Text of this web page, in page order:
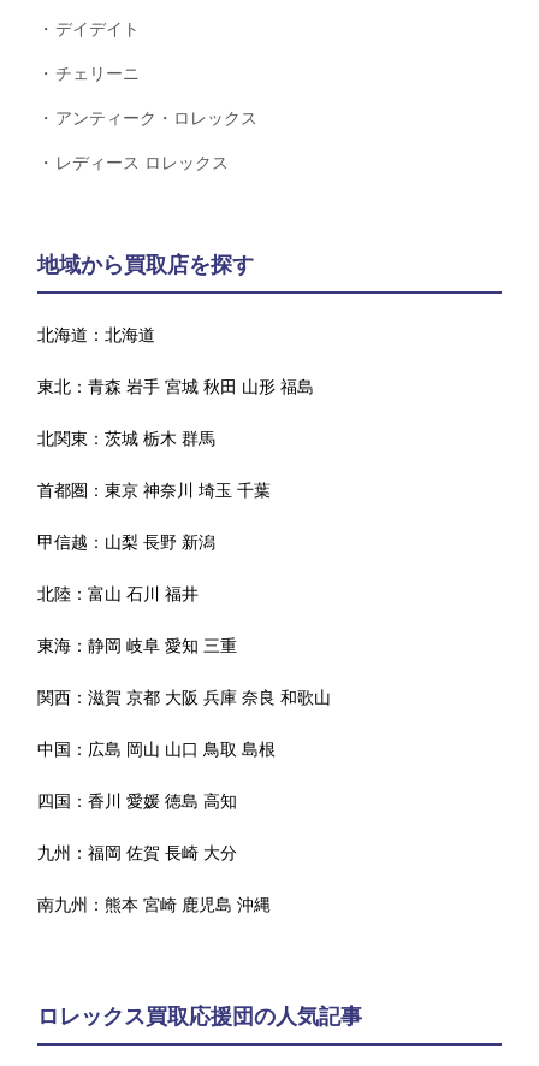
デイデイト
チェリーニ
アンティーク・ロレックス
レディース ロレックス
地域から買取店を探す
北海道：北海道
東北：青森 岩手 宮城 秋田 山形 福島
北関東：茨城 栃木 群馬
首都圏：東京 神奈川 埼玉 千葉
甲信越： 山梨 長野 新潟
北陸：富山 石川 福井
東海：静岡 岐阜 愛知 三重
関西：滋賀 京都 大阪 兵庫 奈良 和歌山
中国： 広島 岡山 山口 鳥取 島根
四国：香川 愛媛 徳島 高知
九州：福岡 佐賀 長崎 大分
南九州：熊本 宮崎 鹿児島 沖縄
ロレックス買取応援団の人気記事